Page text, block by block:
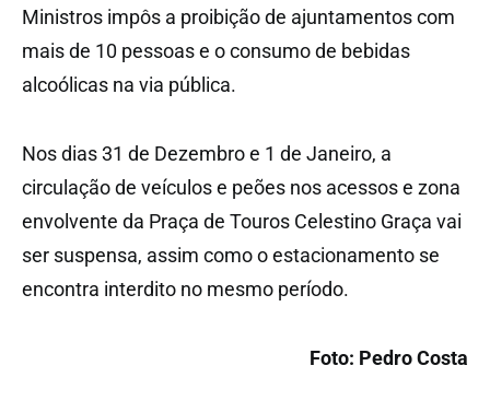
Ministros impôs a proibição de ajuntamentos com
mais de 10 pessoas e o consumo de bebidas
alcoólicas na via pública.
Nos dias 31 de Dezembro e 1 de Janeiro, a
circulação de veículos e peões nos acessos e zona
envolvente da Praça de Touros Celestino Graça vai
ser suspensa, assim como o estacionamento se
encontra interdito no mesmo período.
Foto: Pedro Costa